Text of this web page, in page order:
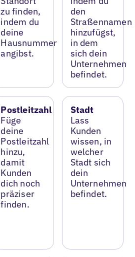
zu finden,
indem du
deine
Hausnummer
angibst.
den
Straßennamen
hinzufügst,
in dem
sich dein
Unternehmen
befindet.
Postleitzahl
Füge
deine
Postleitzahl
hinzu,
damit
Kunden
dich noch
präziser
finden.
Stadt
Lass
Kunden
wissen, in
welcher
Stadt sich
dein
Unternehmen
befindet.